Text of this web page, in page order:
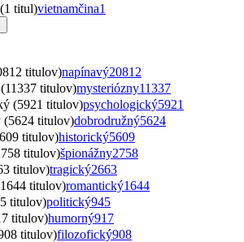
titul)vietnamčina1
titulov)napínavý20812
titulov)mysteriózny11337
(5921 titulov)psychologický5921
(5624 titulov)dobrodružný5624
titulov)historický5609
titulov)špionážny2758
titulov)tragický2663
titulov)romantický1644
titulov)politický945
titulov)humorný917
titulov)filozofický908